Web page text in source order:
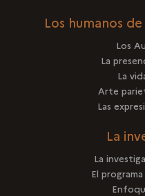
Los humanos
Los
La
La
Arte
Las
La
La
El